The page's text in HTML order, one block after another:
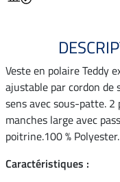
Veste en polaire Teddy
ajustable par cordon de
sens avec sous-patte. 2
manches large avec
poitrine.100 % Polyester.
Caractéristiques :